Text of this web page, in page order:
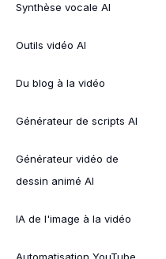
Synthèse vocale AI
Outils vidéo AI
Du blog à la vidéo
Générateur de scripts AI
Générateur vidéo de
dessin animé AI
IA de l'image à la vidéo